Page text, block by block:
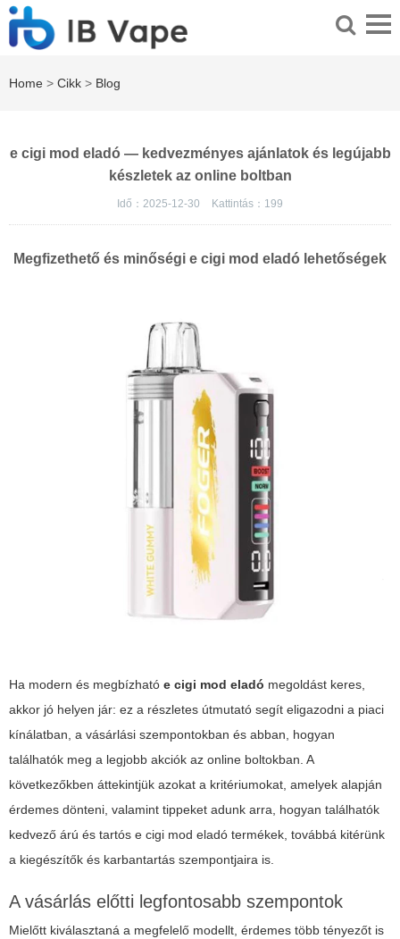
Home > Cikk > Blog
e cigi mod eladó — kedvezményes ajánlatok és legújabb
készletek az online boltban
Idő：2025-12-30 Kattintás： 199
Megfizethető és minőségi e cigi mod eladó lehetőségek
Ha modern és megbízható e cigi mod eladó megoldást keres,
akkor jó helyen jár: ez a részletes útmutató segít eligazodni a piaci
kínálatban, a vásárlási szempontokban és abban, hogyan
találhatók meg a legjobb akciók az online boltokban. A
következőkben áttekintjük azokat a kritériumokat, amelyek alapján
érdemes dönteni, valamint tippeket adunk arra, hogyan találhatók
kedvező árú és tartós e cigi mod eladó termékek, továbbá kitérünk
a kiegészítők és karbantartás szempontjaira is.
A vásárlás előtti legfontosabb szempontok
Mielőtt kiválasztaná a megfelelő modellt, érdemes több tényezőt is